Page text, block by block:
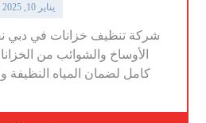
يناير 10, 2025
شركة تنظيف خزانات في دبي
الأوساخ والشوائب من
كامل لضمان المياه النظيفة